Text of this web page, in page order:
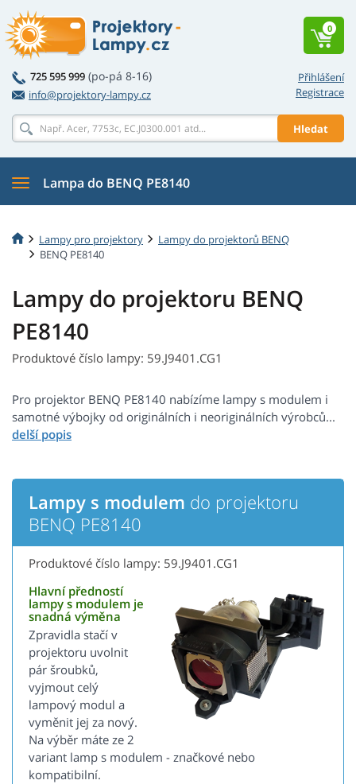
Přihlášení
Registrace
725 595 999 (po-pá 8-16)
info@projektory-lampy.cz
Hledat
0
Lampa do BENQ PE8140
Lampy pro projektory
Lampy do projektorů BENQ
BENQ PE8140
Lampy do projektoru BENQ
PE8140
Produktové číslo lampy: 59.J9401.CG1
Pro projektor BENQ PE8140 nabízíme lampy s modulem i
samotné výbojky od originálních i neoriginálních výrobců...
Lampy s modulem do projektoru
BENQ PE8140
Produktové číslo lampy: 59.J9401.CG1
Hlavní předností
lampy s modulem je
snadná výměna
Zpravidla stačí v
projektoru uvolnit
pár šroubků,
vyjmout celý
lampový modul a
vyměnit jej za nový.
Na výběr máte ze 2
variant lamp s modulem - značkové nebo
kompatibilní.